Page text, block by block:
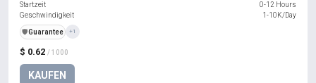
$ 0.62 / 1000
KAUFEN
Startzeit
0-12 Hours
Geschwindigkeit
1-10K/Day
️🛡️Guarantee +1